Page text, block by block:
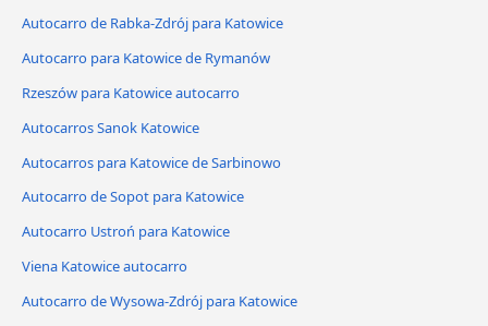
Autocarro de Rabka-Zdrój para Katowice
Autocarro para Katowice de Rymanów
Rzeszów para Katowice autocarro
Autocarros Sanok Katowice
Autocarros para Katowice de Sarbinowo
Autocarro de Sopot para Katowice
Autocarro Ustroń para Katowice
Viena Katowice autocarro
Autocarro de Wysowa-Zdrój para Katowice